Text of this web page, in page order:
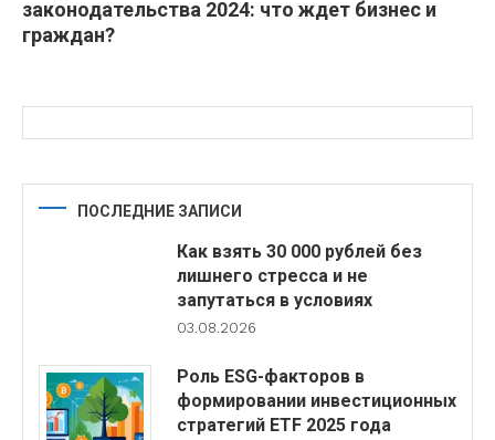
законодательства 2024: что ждет бизнес и
граждан?
ПОСЛЕДНИЕ ЗАПИСИ
Как взять 30 000 рублей без
лишнего стресса и не
запутаться в условиях
03.08.2026
Роль ESG-факторов в
формировании инвестиционных
стратегий ETF 2025 года